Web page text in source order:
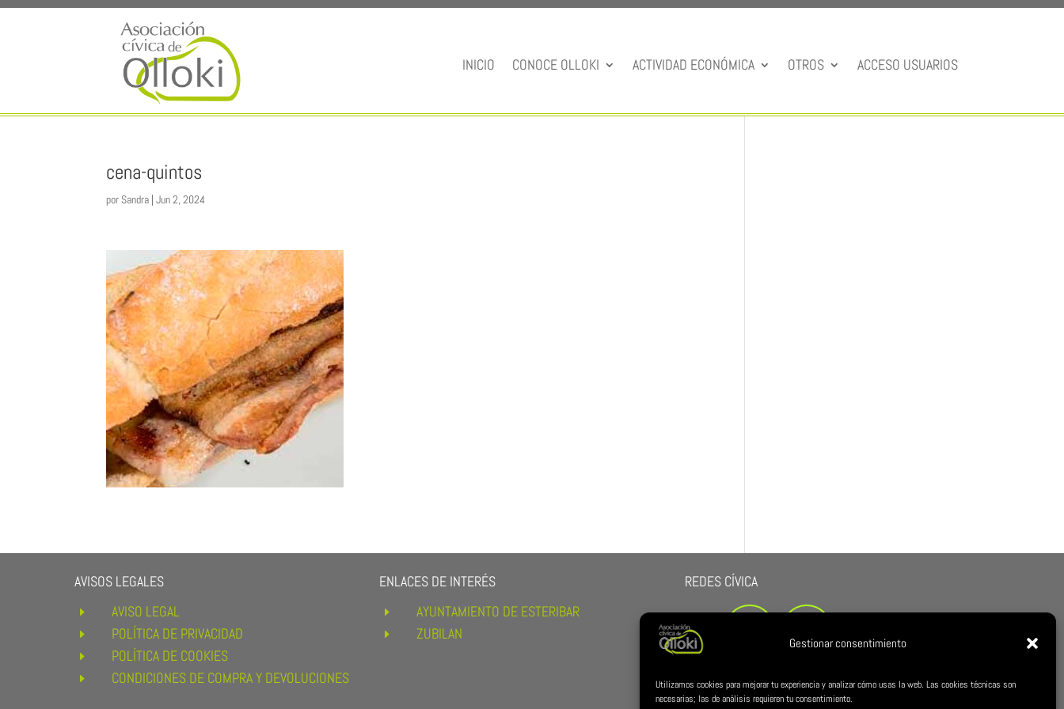
Gestionar consentimiento
Utilizamos cookies para mejorar tu experiencia y analizar cómo usas la web. Las cookies técnicas son
necesarias; las de análisis requieren tu consentimiento.
INICIO CONOCE OLLOKI ACTIVIDAD ECONÓMICA OTROS ACCESO USUARIOS
cena-quintos
por Sandra |Jun 2, 2024
AVISOS LEGALES
E AVISO LEGAL
E POLÍTICA DE PRIVACIDAD
E POLÍTICA DE COOKIES
E CONDICIONES DE COMPRA Y DEVOLUCIONES
ENLACES DE INTERÉS
E AYUNTAMIENTO DE ESTERIBAR
E ZUBILAN
REDES CÍVICA